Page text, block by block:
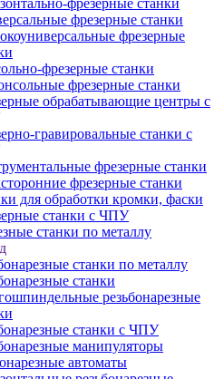
фрезерные станки
фрезерные станки
фрезерные
фрезерные станки
фрезерные станки
обрабатывающие центры с
гравировальные станки с
фрезерные станки
фрезерные станки
для обработки кромки, фаски
станки с ЧПУ
станки по металлу
станки по металлу
станки
резьбонарезные
станки с ЧПУ
манипуляторы
автоматы